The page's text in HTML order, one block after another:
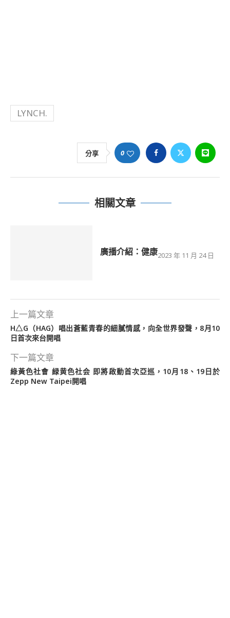
LYNCH.
分享 0
相關文章
廣播介紹：健康2023 年 11 月 24 日
上一篇文章
H△G（HAG）唱出蒼藍青春的細膩情感，向全世界發聲，8月10
日首次來台開唱
下一篇文章
綠黃色社會 緑黄色社会 即將啟動首次亞巡，10月18、19日於
Zepp New Taipei開唱